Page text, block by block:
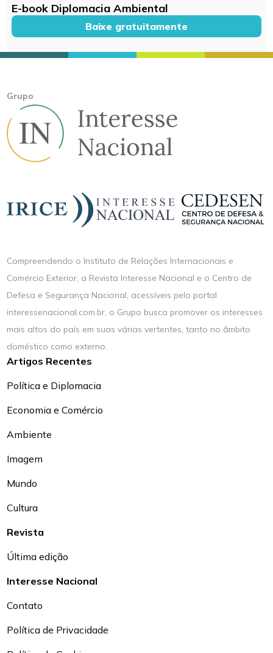
E-book Diplomacia Ambiental
Baixe gratuitamente
Grupo
Compreendendo o Instituto de Relações Internacionais e
Comércio Exterior, a Revista Interesse Nacional e o Centro de
Defesa e Segurança Nacional, acessíveis pelo portal
interessenacional.com.br, o Grupo busca promover os interesses
mais altos do país em suas várias vertentes, tanto no âmbito
doméstico como externo.
Artigos Recentes
Política e Diplomacia
Economia e Comércio
Ambiente
Imagem
Mundo
Cultura
Revista
Última edição
Interesse Nacional
Contato
Política de Privacidade